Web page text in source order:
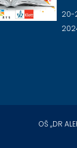
20-
OŠ ,,DR